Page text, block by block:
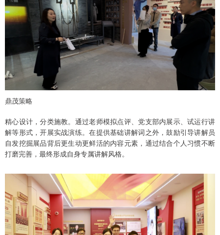
鼎茂策略
精心设计，分类施教。通过老师模拟点评、党支部内展示、试运行讲
解等形式，开展实战演练。在提供基础讲解词之外，鼓励引导讲解员
自发挖掘展品背后更生动更鲜活的内容元素，通过结合个人习惯不断
打磨完善，最终形成自身专属讲解风格。